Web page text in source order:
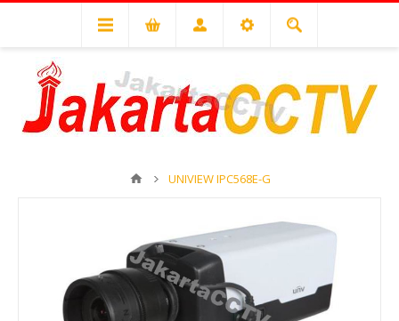
UNIVIEW IPC568E-G